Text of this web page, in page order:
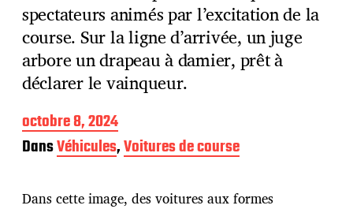
spectateurs animés par l’excitation de la
course. Sur la ligne d’arrivée, un juge
arbore un drapeau à damier, prêt à
déclarer le vainqueur.
D
a
t
e
octobre 8, 2024
DansVéhicules,Voitures de course
Dans cette image, des voitures aux formes